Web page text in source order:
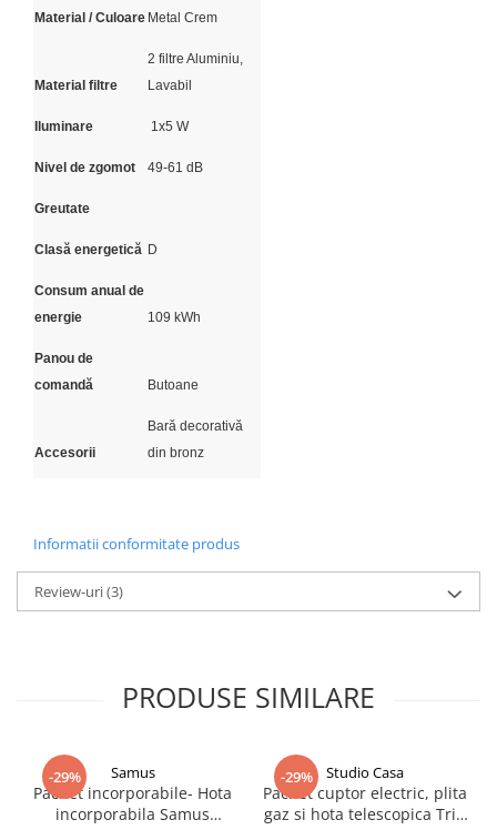
Material / Culoare Metal Crem
Material filtre
2 filtre Aluminiu,
Lavabil
Iluminare 1x5 W
Nivel de zgomot 49-61 dB
Greutate
Clasă energetică D
Consum anual de
energie
109 kWh
Panou de
comandă
Butoane
Accesorii
Bară decorativă
din bronz
Informatii conformitate produs
Review-uri(3)
PRODUSE SIMILARE
-29% Samus
Pachet incorporabile- Hota
incorporabila Samus
-29% Studio Casa
Pachet cuptor electric, plita
gaz si hota telescopica Trio